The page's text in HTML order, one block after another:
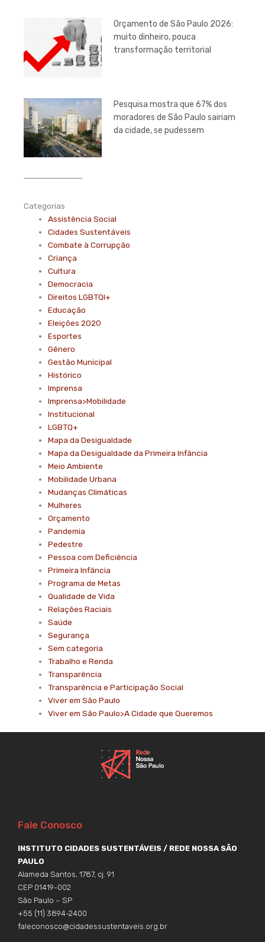
Orçamento de São Paulo 2026:
muito dinheiro, pouca
transformação territorial
Pesquisa mostra que 67% dos
moradores de São Paulo sairiam
da cidade, se pudessem
Categorias
Assistência Social
Cidades Sustentáveis
Combate à Corrupção
Criança
Cultura
Democracia
Direitos LGBTQI+
Educação
Eleições 2020
Esportes
Gênero
Gestão Municipal
Histórico
Imprensa
Imprensa>Mobilidade
Institucional
LGBTQ+
Mapa da Desigualdade
Mapa da Desigualdade da Primeira Infância
Meio Ambiente
Mobilidade Urbana
Mudanças Climáticas
Mulheres
Orçamento
Pandemia
Pedestre
Pessoa com Deficiência
Primeira Infância
Programa de Metas
Qualidade de Vida
Relações Raciais
Saúde
Segurança
Sem categoria
Trabalho e Renda
Transparência
Transparência e Participação Social
Viver em São Paulo
Viver em São Paulo>A Cidade que Queremos
Fale Conosco
INSTITUTO CIDADES SUSTENTÁVEIS / REDE NOSSA SÃO
PAULO
Alameda Santos, 1787, cj. 91
CEP 01419-002
São Paulo – SP
+55 (11) 3894-2400
faleconosco@cidadessustentaveis.org.br